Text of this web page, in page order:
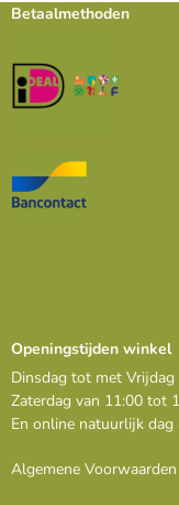
Betaalmethoden
Openingstijden winkel
Dinsdag tot met
Zaterdag van 11:00 tot
En online natuurlijk dag
Algemene Voorwaarden